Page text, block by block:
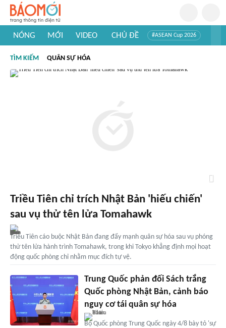
NÓNG MỚI VIDEO CHỦ ĐỀ #ASEAN Cup 2026
#Khám phá Việt Nam
#Khám phá thế giới
TÌM KIẾM QUÂN SỰ HÓA
Triều Tiên chỉ trích Nhật Bản 'hiếu chiến'
sau vụ thử tên lửa Tomahawk
Triều Tiên cáo buộc Nhật Bản đang đẩy mạnh quân sự hóa sau vụ phóng
thử tên lửa hành trình Tomahawk, trong khi Tokyo khẳng định mọi hoạt
động quốc phòng chỉ nhằm mục đích tự vệ.
Trung Quốc phản đối Sách trắng
Quốc phòng Nhật Bản, cảnh báo
nguy cơ tái quân sự hóa
Bộ Quốc phòng Trung Quốc ngày 4/8 bày tỏ 'sự